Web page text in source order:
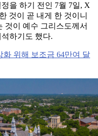
을 하기 전인 7월 7일, X
것이 곧 내게 한 것이니
것이 예수 그리스도께서
하기도 했다.
위해 보조금 64만여 달